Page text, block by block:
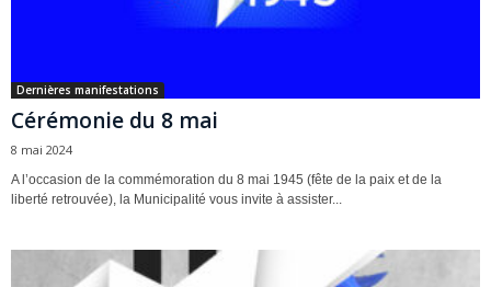
Dernières manifestations
Cérémonie du 8 mai
8 mai 2024
A l’occasion de la commémoration du 8 mai 1945 (fête de la paix et de la
liberté retrouvée), la Municipalité vous invite à assister...